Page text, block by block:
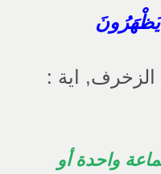
الزخرف, اية :
واحدة أو